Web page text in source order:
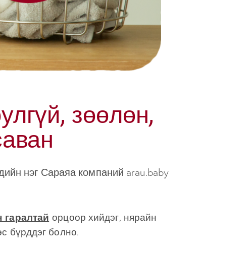
зөөлөн,
нэг Сараяа компаний arau.baby
орцоор хийдэг, нярайн
бүрддэг болно.